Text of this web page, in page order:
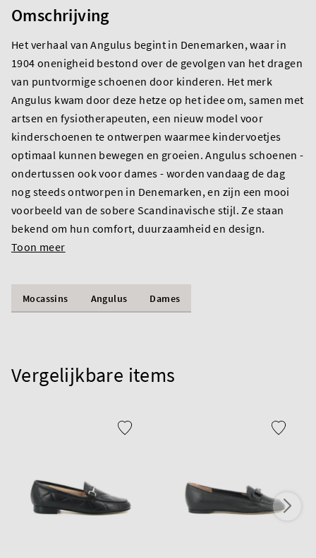
Omschrijving
Het verhaal van Angulus begint in Denemarken, waar in
1904 onenigheid bestond over de gevolgen van het dragen
van puntvormige schoenen door kinderen. Het merk
Angulus kwam door deze hetze op het idee om, samen met
artsen en fysiotherapeuten, een nieuw model voor
kinderschoenen te ontwerpen waarmee kindervoetjes
optimaal kunnen bewegen en groeien. Angulus schoenen -
ondertussen ook voor dames - worden vandaag de dag
nog steeds ontworpen in Denemarken, en zijn een mooi
voorbeeld van de sobere Scandinavische stijl. Ze staan
bekend om hun comfort, duurzaamheid en design.
Toon meer
Mocassins Angulus Dames
Vergelijkbare items